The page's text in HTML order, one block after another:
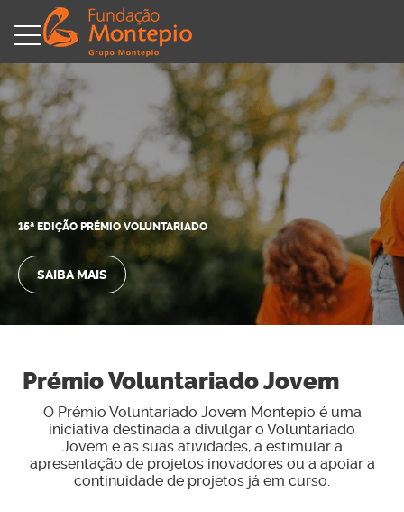
15ª EDIÇÃO PRÉMIO VOLUNTARIADO
SAIBA MAIS
Prémio Voluntariado Jovem
O Prémio Voluntariado Jovem Montepio é uma
iniciativa destinada a divulgar o Voluntariado
Jovem e as suas atividades, a estimular a
apresentação de projetos inovadores ou a apoiar a
continuidade de projetos já em curso.